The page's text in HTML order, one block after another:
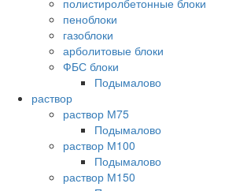
полистиролбетонные блоки
пеноблоки
газоблоки
арболитовые блоки
ФБС блоки
Подымалово
раствор
раствор М75
Подымалово
раствор М100
Подымалово
раствор М150